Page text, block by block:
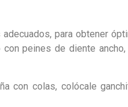
para obtener
peines de diente
con colas, colócale